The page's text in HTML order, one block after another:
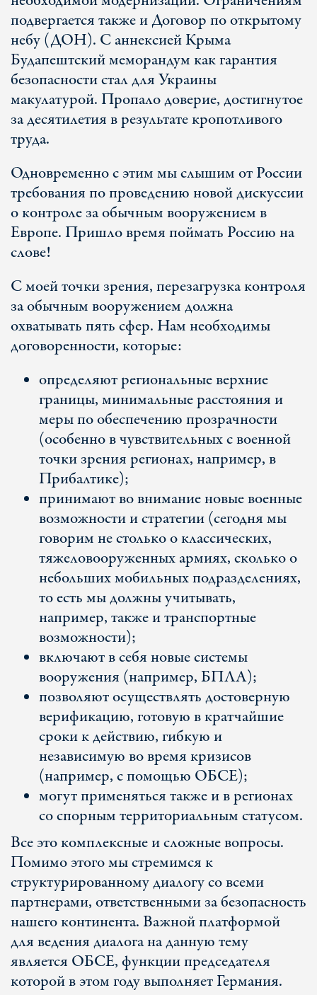
подвергается также и Договор по открытому
небу (ДОН). С аннексией Крыма
Будапештский меморандум как гарантия
безопасности стал для Украины
макулатурой. Пропало доверие, достигнутое
за десятилетия в результате кропотливого
труда.
Одновременно с этим мы слышим от России
требования по проведению новой дискуссии
о контроле за обычным вооружением в
Европе. Пришло время поймать Россию на
слове!
С моей точки зрения, перезагрузка контроля
за обычным вооружением должна
охватывать пять сфер. Нам необходимы
договоренности, которые:
определяют региональные верхние
границы, минимальные расстояния и
меры по обеспечению прозрачности
(особенно в чувствительных с военной
точки зрения регионах, например, в
Прибалтике);
принимают во внимание новые военные
возможности и стратегии (сегодня мы
говорим не столько о классических,
тяжеловооруженных армиях, сколько о
небольших мобильных подразделениях,
то есть мы должны учитывать,
например, также и транспортные
возможности);
включают в себя новые системы
вооружения (например, БПЛА);
позволяют осуществлять достоверную
верификацию, готовую в кратчайшие
сроки к действию, гибкую и
независимую во время кризисов
(например, с помощью ОБСЕ);
могут применяться также и в регионах
со спорным территориальным статусом.
Все это комплексные и сложные вопросы.
Помимо этого мы стремимся к
структурированному диалогу со всеми
партнерами, ответственными за безопасность
нашего континента. Важной платформой
для ведения диалога на данную тему
является ОБСЕ, функции председателя
которой в этом году выполняет Германия.